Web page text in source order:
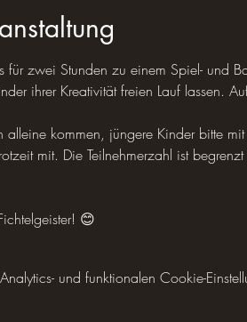
für zwei Stunden zu einem Spiel- und
ihrer Kreativität freien Lauf lassen.
alleine kommen, jüngere Kinder bitte
mit. Die Teilnehmerzahl ist
😊
und funktionalen Cookie-